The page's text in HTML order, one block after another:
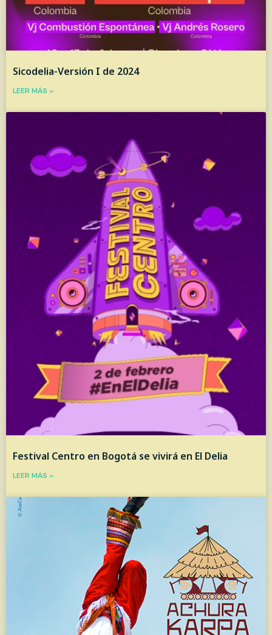
Sicodelia-Versión I de 2024
LEER MÁS »
Festival Centro en Bogotá se vivirá en El Delia
LEER MÁS »